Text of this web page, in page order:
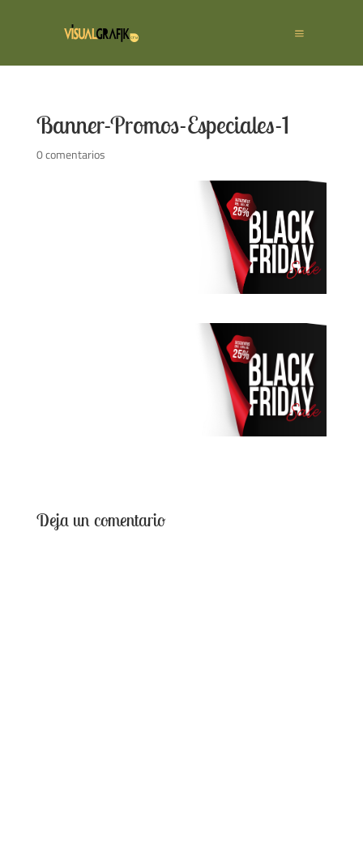
Banner-Promos-Especiales-1
0 comentarios
Deja un comentario